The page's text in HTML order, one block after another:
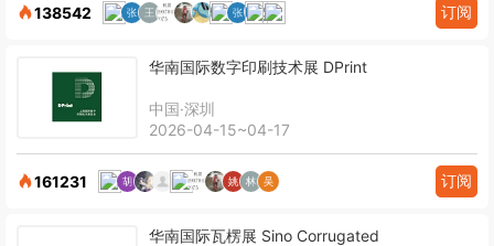
138542 订阅
华南国际数字印刷技术展 DPrint
中国·深圳
2026-04-15~04-17
161231 订阅
华南国际瓦楞展 Sino Corrugated